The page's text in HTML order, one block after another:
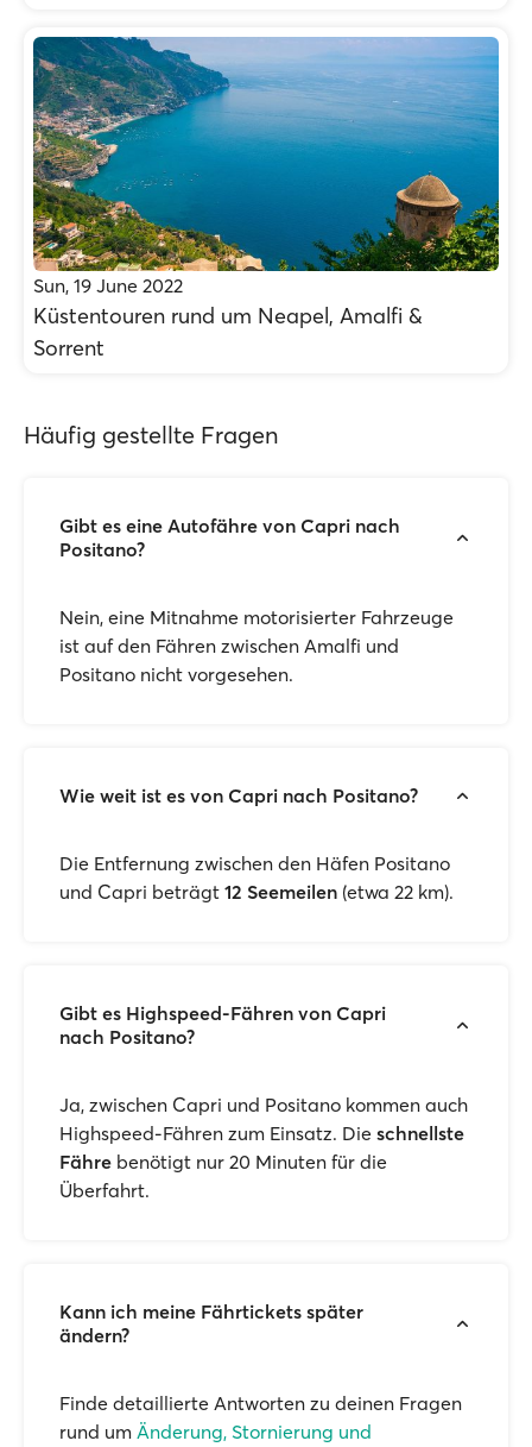
Sun, 19 June 2022
Küstentouren rund um Neapel, Amalfi &
Sorrent
Häufig gestellte Fragen
Gibt es eine Autofähre von Capri nach
Positano?
Nein, eine Mitnahme motorisierter Fahrzeuge
ist auf den Fähren zwischen Amalfi und
Positano nicht vorgesehen.
Wie weit ist es von Capri nach Positano?
Die Entfernung zwischen den Häfen Positano
und Capri beträgt 12 Seemeilen (etwa 22 km).
Gibt es Highspeed-Fähren von Capri
nach Positano?
Ja, zwischen Capri und Positano kommen auch
Highspeed-Fähren zum Einsatz. Die schnellste
Fähre benötigt nur 20 Minuten für die
Überfahrt.
Kann ich meine Fährtickets später
ändern?
Finde detaillierte Antworten zu deinen Fragen
rund um Änderung, Stornierung und